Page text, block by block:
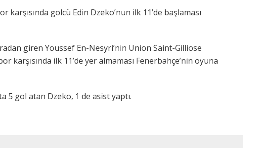
karşısında golcü Edin Dzeko’nun ilk 11’de başlaması
giren Youssef En-Nesyri’nin Union Saint-Gilliose
karşısında ilk 11’de yer almaması Fenerbahçe’nin oyuna
5 gol atan Dzeko, 1 de asist yaptı.